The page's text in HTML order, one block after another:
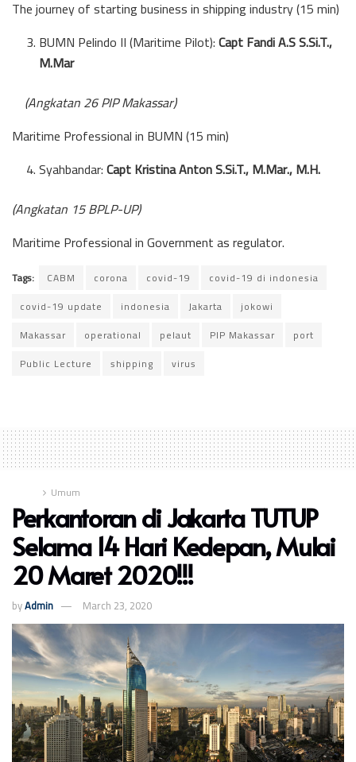
The journey of starting business in shipping industry (15 min)
BUMN Pelindo II (Maritime Pilot):Capt Fandi A.S S.Si.T.,
M.Mar
(Angkatan 26 PIP Makassar)
Maritime Professional in BUMN (15 min)
Syahbandar:Capt Kristina Anton S.Si.T., M.Mar., M.H.
(Angkatan 15 BPLP-UP)
Maritime Professional in Government as regulator.
Tags: CABM corona covid-19
covid-19 di indonesia
covid-19 update
indonesia Jakarta
jokowi
Makassar
operational pelaut PIP Makassar
port
Public Lecture
shipping virus
Umum
Perkantoran di Jakarta TUTUP
Selama 14 Hari Kedepan, Mulai
20 Maret 2020!!!
byAdmin March 23, 2020